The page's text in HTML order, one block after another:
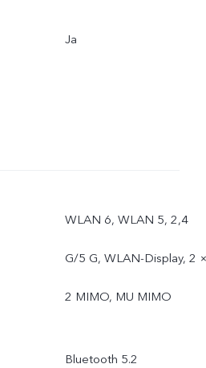
Ja
WLAN 6, WLAN 5, 2,4
G/5 G, WLAN-Display, 2
2 MIMO, MU MIMO
Bluetooth 5.2